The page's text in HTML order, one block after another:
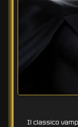
Il classico